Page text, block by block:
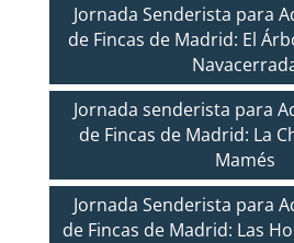
Jornada Senderista para
de Fincas de Madrid: El
Jornada senderista para
de Fincas de Madrid: La
Mamés
Jornada Senderista para
de Fincas de Madrid: Las